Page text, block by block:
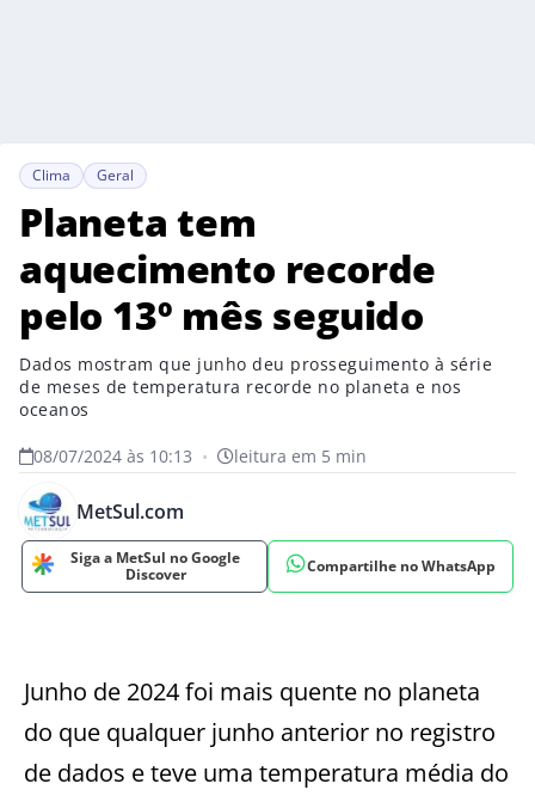
Clima Geral
Planeta tem
aquecimento recorde
pelo 13º mês seguido
Dados mostram que junho deu prosseguimento à série
de meses de temperatura recorde no planeta e nos
oceanos
08/07/2024 às 10:13 • leitura em 5 min
MetSul.com
Siga a MetSul no Google
Discover
Compartilhe no WhatsApp
Junho de 2024 foi mais quente no planeta
do que qualquer junho anterior no registro
de dados e teve uma temperatura média do